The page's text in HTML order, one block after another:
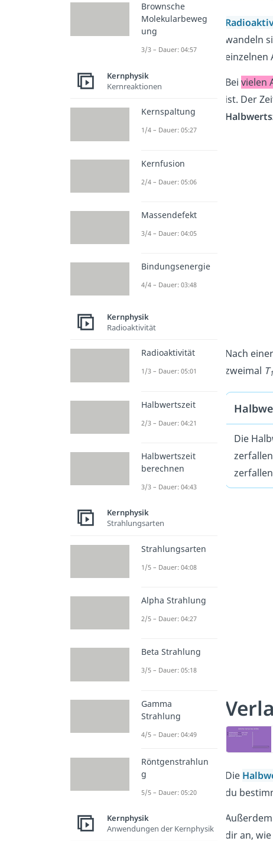
wandeln
einzelnen
Bei vielen
ist. Der
Nach
zweimal T
Die
Die
du
dir an,
Brownsche
Molekularbeweg
ung
3/3 – Dauer: 04:57
Kernphysik
Kernreaktionen
Kernspaltung
1/4 – Dauer: 05:27
Kernfusion
2/4 – Dauer: 05:06
Massendefekt
3/4 – Dauer: 04:05
Bindungsenergie
4/4 – Dauer: 03:48
Kernphysik
Radioaktivität
Radioaktivität
1/3 – Dauer: 05:01
Halbwertszeit
2/3 – Dauer: 04:21
Halbwertszeit
berechnen
3/3 – Dauer: 04:43
Kernphysik
Strahlungsarten
Strahlungsarten
1/5 – Dauer: 04:08
Alpha Strahlung
2/5 – Dauer: 04:27
Beta Strahlung
3/5 – Dauer: 05:18
Gamma
Strahlung
4/5 – Dauer: 04:49
Röntgenstrahlun
g
5/5 – Dauer: 05:20
Kernphysik
Anwendungen der Kernphysik